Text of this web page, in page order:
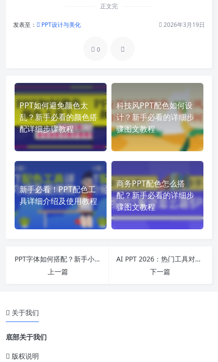
正文完
发表至： PPT设计与美化 2026年3月19日
0
PPT如何避免颜色太
乱？新手必看的颜色搭
配详细步骤教程
科技风PPT配色如何设
计？新手必看的详细步
骤图文教程
新手必看！PPT配色工
具详细介绍及使用教程
商务PPT配色怎么搭
配？新手必看的详细步
骤图文教程
PPT字体如何搭配？新手小白必看的详细图文教程来啦！
上一篇
AI PPT 2026：热门工具对比全解析
下一篇
关于我们
底部关于我们
版权说明